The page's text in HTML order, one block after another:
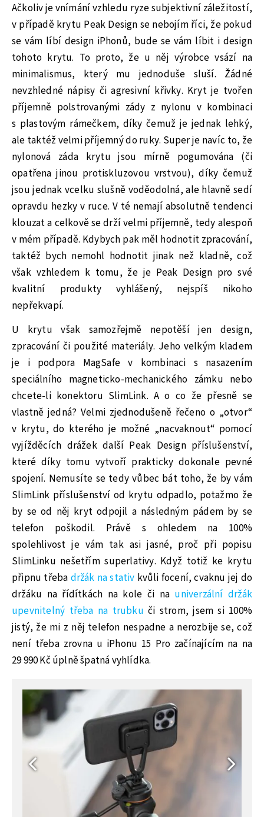
Ačkoliv je vnímání vzhledu ryze subjektivní záležitostí,
v případě krytu Peak Design se nebojím říci, že pokud
se vám líbí design iPhonů, bude se vám líbit i design
tohoto krytu. To proto, že u něj výrobce vsází na
minimalismus, který mu jednoduše sluší. Žádné
nevzhledné nápisy či agresivní křivky. Kryt je tvořen
příjemně polstrovanými zády z nylonu v kombinaci
s plastovým rámečkem, díky čemuž je jednak lehký,
ale taktéž velmi příjemný do ruky. Super je navíc to, že
nylonová záda krytu jsou mírně pogumována (či
opatřena jinou protiskluzovou vrstvou), díky čemuž
jsou jednak vcelku slušně voděodolná, ale hlavně sedí
opravdu hezky v ruce. V té nemají absolutně tendenci
klouzat a celkově se drží velmi příjemně, tedy alespoň
v mém případě. Kdybych pak měl hodnotit zpracování,
taktéž bych nemohl hodnotit jinak než kladně, což
však vzhledem k tomu, že je Peak Design pro své
kvalitní produkty vyhlášený, nejspíš nikoho
nepřekvapí.
U krytu však samozřejmě nepotěší jen design,
zpracování či použité materiály. Jeho velkým kladem
je i podpora MagSafe v kombinaci s nasazením
speciálního magneticko-mechanického zámku nebo
chcete-li konektoru SlimLink. A o co že přesně se
vlastně jedná? Velmi zjednodušeně řečeno o „otvor“
v krytu, do kterého je možné „nacvaknout“ pomocí
vyjížděcích drážek další Peak Design příslušenství,
které díky tomu vytvoří prakticky dokonale pevné
spojení. Nemusíte se tedy vůbec bát toho, že by vám
SlimLink příslušenství od krytu odpadlo, potažmo že
by se od něj kryt odpojil a následným pádem by se
telefon poškodil. Právě s ohledem na 100%
spolehlivost je vám tak asi jasné, proč při popisu
SlimLinku nešetřím superlativy. Když totiž ke krytu
připnu třeba držák na stativ kvůli focení, cvaknu jej do
držáku na řídítkách na kole či nauniverzální držák
upevnitelný třeba na trubku či strom, jsem si 100%
jistý, že mi z něj telefon nespadne a nerozbije se, což
není třeba zrovna u iPhonu 15 Pro začínajícím na na
29 990 Kč úplně špatná vyhlídka.